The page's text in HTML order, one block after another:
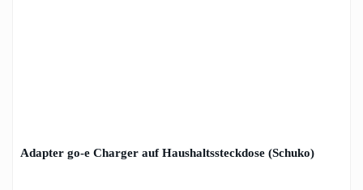
Adapter go-e Charger auf Haushaltssteckdose (Schuko)